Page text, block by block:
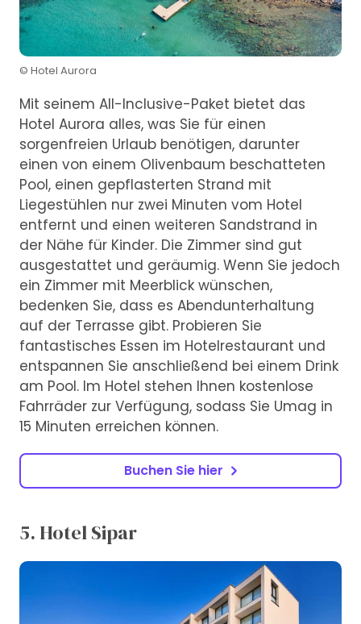
© Hotel Aurora
Mit seinem All-Inclusive-Paket bietet das
Hotel Aurora alles, was Sie für einen
sorgenfreien Urlaub benötigen, darunter
einen von einem Olivenbaum beschatteten
Pool, einen gepflasterten Strand mit
Liegestühlen nur zwei Minuten vom Hotel
entfernt und einen weiteren Sandstrand in
der Nähe für Kinder. Die Zimmer sind gut
ausgestattet und geräumig. Wenn Sie jedoch
ein Zimmer mit Meerblick wünschen,
bedenken Sie, dass es Abendunterhaltung
auf der Terrasse gibt. Probieren Sie
fantastisches Essen im Hotelrestaurant und
entspannen Sie anschließend bei einem Drink
am Pool. Im Hotel stehen Ihnen kostenlose
Fahrräder zur Verfügung, sodass Sie Umag in
15 Minuten erreichen können.
Buchen Sie hier
5. Hotel Sipar